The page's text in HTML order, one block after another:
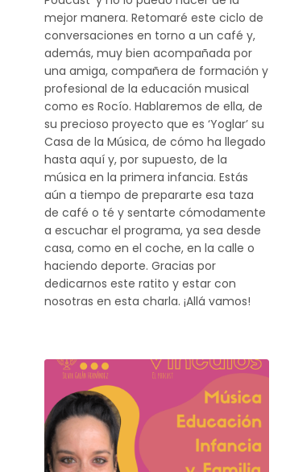
mejor manera. Retomaré este ciclo de
conversaciones en torno a un café y,
además, muy bien acompañada por
una amiga, compañera de formación y
profesional de la educación musical
como es Rocío. Hablaremos de ella, de
su precioso proyecto que es ‘Yoglar’ su
Casa de la Música, de cómo ha llegado
hasta aquí y, por supuesto, de la
música en la primera infancia. Estás
aún a tiempo de prepararte esa taza
de café o té y sentarte cómodamente
a escuchar el programa, ya sea desde
casa, como en el coche, en la calle o
haciendo deporte. Gracias por
dedicarnos este ratito y estar con
nosotras en esta charla. ¡Allá vamos!